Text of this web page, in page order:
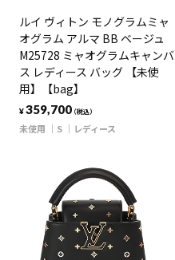
ルイ ヴィトン モノグラムミャ
オグラム アルマ BB ベージュ
M25728 ミャオグラムキャンバ
ス レディース バッグ 【未使
用】【bag】
¥359,700（税込）
未使用 S レディース